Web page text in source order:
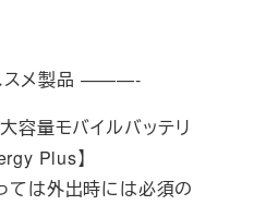
メ製品 ———-
容量モバイルバッテリ
Plus】
ては外出時には必須の